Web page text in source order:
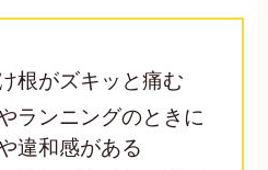
根がズキッと痛む
ランニングのときに
違和感がある